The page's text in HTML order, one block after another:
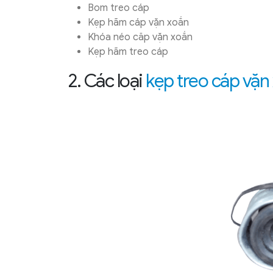
Bom treo cáp
Kẹp hãm cáp vặn xoắn
Khóa néo căp vặn xoắn
Kẹp hãm treo cáp
2. Các loại kẹp treo cáp